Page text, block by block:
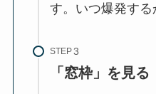
す。いつ爆発する
STEP
「窓枠」を見る